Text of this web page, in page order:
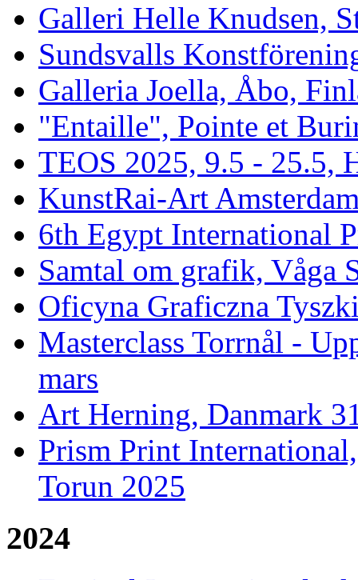
Galleri Helle Knudsen,
Sundsvalls
Galleria Joella, Åbo,
"Entaille", Pointe et
TEOS 2025, 9.5 - 25.5,
KunstRai-Art
6th Egypt International
Samtal om grafik, Våga
Oficyna Graficzna
Masterclass Torrnål -
mars
Art Herning, Danmark
Prism Print
Torun 2025
2024